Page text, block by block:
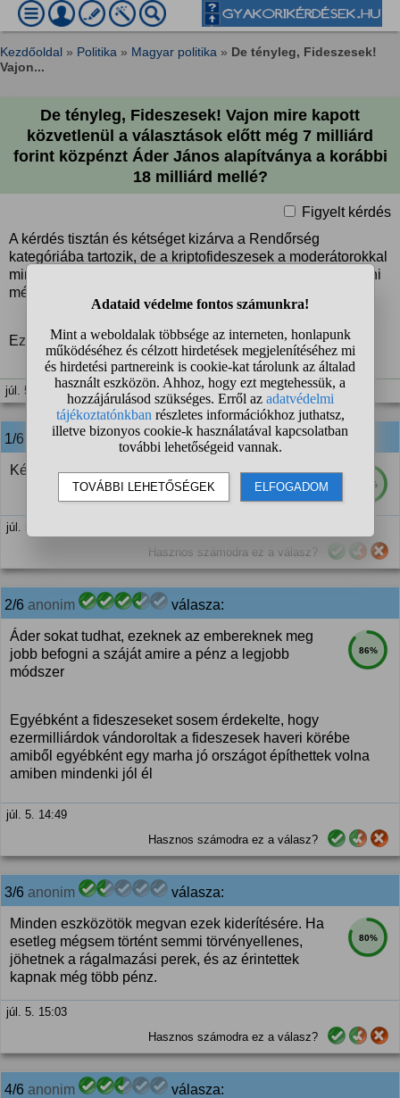
Kezdőoldal » Politika » Magyar politika » De tényleg, Fideszesek!
Vajon...
De tényleg, Fideszesek! Vajon mire kapott
közvetlenül a választások előtt még 7 milliárd
forint közpénzt Áder János alapítványa a korábbi
18 milliárd mellé?
Figyelt kérdés
A kérdés tisztán és kétséget kizárva a Rendőrség
kategóriába tartozik, de a kriptofideszesek a moderátorokkal
minden rendőrségre tartozó kérdést megpróbálnak áttetetni
més kategóriába.
Ez nem változtat a büntetőjogi felelősségen.
júl. 5. 14:40
1/6 anonim válasza:
78%
Készültek a "hét szűk esztendő"-re.
júl. 5. 14:48
Hasznos számodra ez a válasz?
2/6 anonim válasza:
86%
Áder sokat tudhat, ezeknek az embereknek meg
jobb befogni a száját amire a pénz a legjobb
módszer
Egyébként a fideszeseket sosem érdekelte, hogy
ezermilliárdok vándoroltak a fideszesek haveri körébe
amiből egyébként egy marha jó országot építhettek volna
amiben mindenki jól él
júl. 5. 14:49
Hasznos számodra ez a válasz?
3/6 anonim válasza:
80%
Minden eszközötök megvan ezek kiderítésére. Ha
esetleg mégsem történt semmi törvényellenes,
jöhetnek a rágalmazási perek, és az érintettek
kapnak még több pénz.
júl. 5. 15:03
Hasznos számodra ez a válasz?
4/6 anonim válasza: